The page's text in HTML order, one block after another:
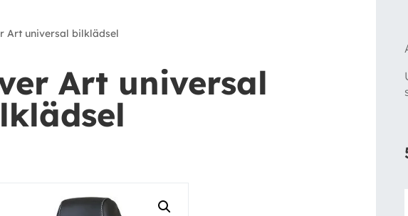
Art universal bilklädsel
Art universal